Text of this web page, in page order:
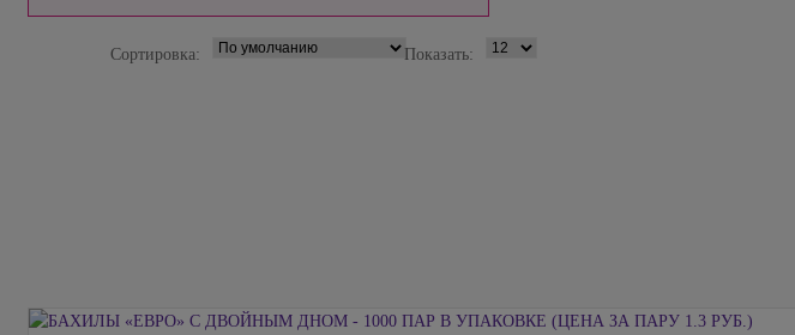
Сортировка: Показать: